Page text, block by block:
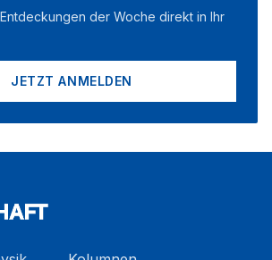
der Woche direkt in Ihr
JETZT ANMELDEN